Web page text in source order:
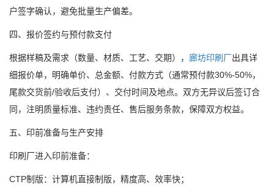
户签字确认，避免批量生产偏差。
四、报价签约与预付款支付
根据样稿及需求（数量、材质、工艺、交期）， 廊坊印刷厂出具详
细报价单，明确单价、总金额、付款方式（通常预付款30%-50%，
尾款交货前/验收后支付）、交付时间及地点。双方无异议后签订合
同，注明质量标准、违约责任、售后服务条款，保障双方权益。
五、印前准备与生产安排
印刷厂进入印前准备：
CTP制版：计算机直接制版，精度高、效率快；